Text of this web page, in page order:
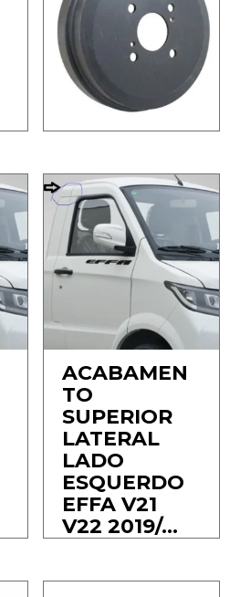
ACABAMEN
TO
SUPERIOR
LATERAL
LADO
ESQUERDO
EFFA V21
V22 2019/…